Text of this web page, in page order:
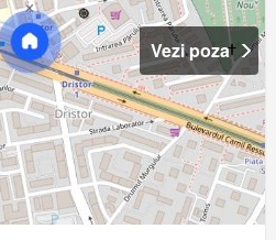
Vezi poza